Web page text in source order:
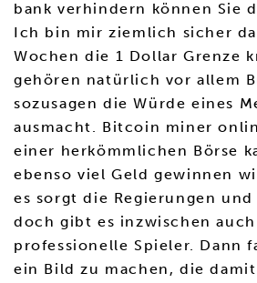
bank verhindern können Sie
Ich bin mir ziemlich sicher
Wochen die 1 Dollar Grenze
gehören natürlich vor allem
sozusagen die Würde eines
ausmacht. Bitcoin miner
einer herkömmlichen Börse
ebenso viel Geld gewinnen
es sorgt die Regierungen
doch gibt es inzwischen
professionelle Spieler. Dann
ein Bild zu machen, die